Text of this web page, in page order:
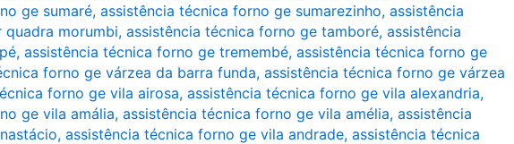
ge sumaré, assistência técnica forno ge sumarezinho, assistência
morumbi, assistência técnica forno ge tamboré, assistência
, assistência técnica forno ge tremembé, assistência técnica forno ge
forno ge várzea da barra funda, assistência técnica forno ge várzea
forno ge vila airosa, assistência técnica forno ge vila alexandria,
ge vila amália, assistência técnica forno ge vila amélia, assistência
, assistência técnica forno ge vila andrade, assistência técnica